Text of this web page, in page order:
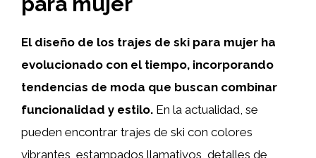
El diseño de los trajes de ski para mujer ha
evolucionado con el tiempo, incorporando
tendencias de moda que buscan combinar
funcionalidad y estilo. En la actualidad, se
pueden encontrar trajes de ski con colores
vibrantes, estampados llamativos, detalles de